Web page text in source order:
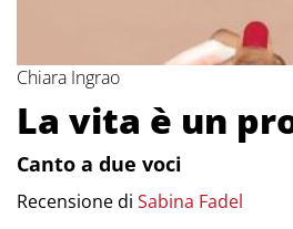
Chiara Ingrao
La vita è un
Canto a due voci
Recensione di Sabina Fadel